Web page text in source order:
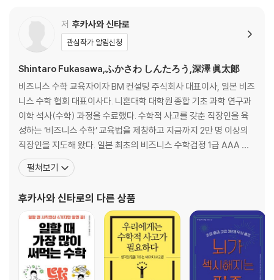
chapter 2 수학적 화법이란? : 성공한 사람의 화법을 과학화하자
성공한 사람들의 화법
도입 → 주장 → 해설 → 결론
수학 논술은 어떻게 소통될까?
도입과 해설이 전부다
수학적 화법의 틀
토요타 아키오 사장의 수학적 화법
독서의 매력을 수학적으로 설명하라
비즈니스 커뮤니케이션은 100미터 달리기와 같다
경제 평론가의 도입 화법
간결하게 말하는 테크닉
전제부터 설명하고 시작하라
도입 화법의 좋은 예
저 후카사와 신타로
관심작가 알림신청
Shintaro Fukasawa,ふかさわ しんたろう,深澤 眞太郞
비즈니스 수학 교육자이자 BM 컨설팅 주식회사 대표이사, 일본 비즈
니스 수학 협회 대표이사다. 니혼대학 대학원 종합 기초 과학 연구과
이학 석사(수학) 과정을 수료했다. 수학적 사고를 갖춘 직장인을 육
성하는 ‘비즈니스 수학’ 교육법을 제창하고 지금까지 2만 명 이상의
직장인을 지도해 왔다. 일본 최초의 비즈니스 수학검정 1급 AAA 인
증자이자 일본 유일의 공인 비즈니스 수학 이그제큐티브 강사이기도
하다. 현재 여러 대기업과 프로 야구단 등의 교육 연수를 맡고 있으며,
공하고 있다. 또한, ‘비즈니스 수학 강사 자격
펼쳐보기
후카사와 신타로의 다른 상품